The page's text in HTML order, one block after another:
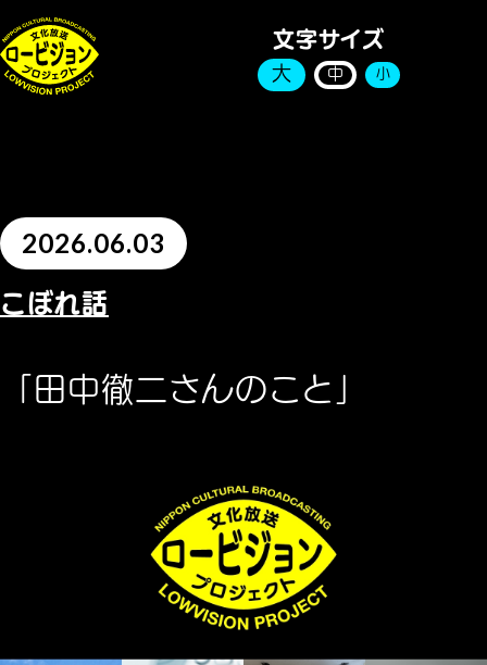
文字サイズ
大 中 小
2026.06.03
こぼれ話
「田中徹二さんのこと」